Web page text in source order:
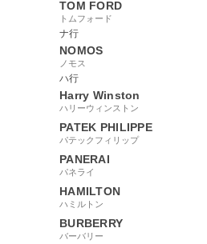
TOM FORD
トムフォード
ナ行
NOMOS
ノモス
ハ行
Harry Winston
ハリーウィンストン
PATEK PHILIPPE
パテックフィリップ
PANERAI
パネライ
HAMILTON
ハミルトン
BURBERRY
バーバリー